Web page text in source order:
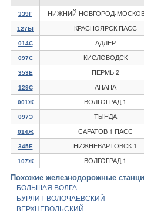
339Г НИЖНИЙ НОВГОРОД-
127Ы КРАСНОЯРСК ПАСС
014С АДЛЕР
097С КИСЛОВОДСК
353Е ПЕРМЬ 2
129С АНАПА
001Ж ВОЛГОГРАД 1
097Э ТЫНДА
014Ж САРАТОВ 1 ПАСС
345Е НИЖНЕВАРТОВСК 1
107Ж ВОЛГОГРАД 1
Похожие железнодорожные
БОЛЬШАЯ ВОЛГА
БУРЛИТ-ВОЛОЧАЕВСКИЙ
ВЕРХНЕВОЛЬСКИЙ